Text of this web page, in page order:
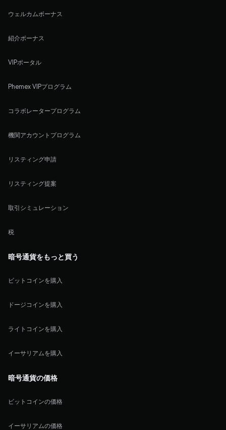
ウェルカムボーナス
紹介ボーナス
VIPポータル
Phemex VIPプログラム
コラボレータープログラム
機関アカウントプログラム
リスティング申請
リスティング提案
取引シミュレーション
税
暗号通貨をもっと買う
ビットコインを購入
ドージコインを購入
ライトコインを購入
イーサリアムを購入
暗号通貨の価格
ビットコインの価格
イーサリアムの価格